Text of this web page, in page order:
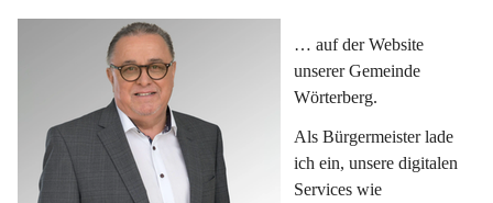
… auf der Website
unserer Gemeinde
Wörterberg.
Als Bürgermeister lade
ich ein, unsere digitalen
Services wie